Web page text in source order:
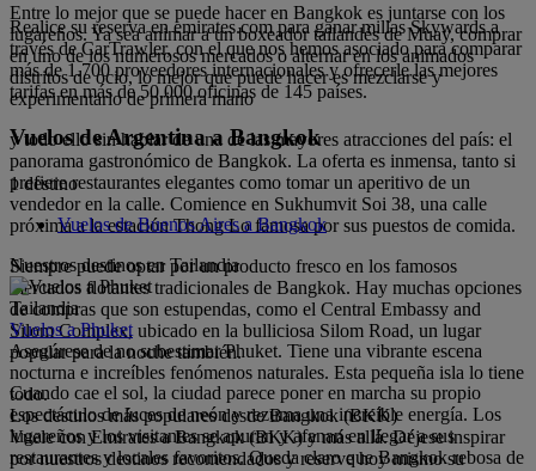
Entre lo mejor que se puede hacer en Bangkok es juntarse con los
lugareños. Ya sea animar a un boxeador tailandés de Muay, comprar
en uno de los numerosos mercados o alternar en los animados
distritos de ocio, lo mejor que puede hacer es mezclarse y
experimentarlo de primera mano
y todo ello sin hablar de una de las mayores atracciones del país: el
panorama gastronómico de Bangkok. La oferta es inmensa, tanto si
prefiere restaurantes elegantes como tomar un aperitivo de un
vendedor en la calle. Comience en Sukhumvit Soi 38, una calle
próxima a la estación Thong Lo famosa por sus puestos de comida.
Siempre puede optar por un producto fresco en los famosos
mercados flotantes tradicionales de Bangkok. Hay muchas opciones
de compras que son estupendas, como el Central Embassy and
Silom Complex, ubicado en la bulliciosa Silom Road, un lugar
popular para la noche también.
Cuando cae el sol, la ciudad parece poner en marcha su propio
espectáculo de luces de neón y rezuma una increíble energía. Los
lugareños y los visitantes se apuran y afanan en llegar a sus
restaurantes y locales favoritos. Queda claro que Bangkok rebosa de
Realice su reserva en emirates.com para ganar millas Skywards a
través de CarTrawler, con el que nos hemos asociado para comparar
más de 1.700 proveedores internacionales y ofrecerle las mejores
tarifas en más de 50.000 oficinas de 145 países.
Vuelos de Argentina a Bangkok
1 destino
Vuelos de Buenos Aires a Bangkok
Nuestros destinos en Tailandia
Tailandia
Vuelos a Phuket
Asegúrese de no subestimar Phuket. Tiene una vibrante escena
nocturna e increíbles fenómenos naturales. Esta pequeña isla lo tiene
todo.
Los destinos más populares desde Bangkok (BKK)
Vuele con Emirates a Bangkok (BKK) y más allá. Déjese inspirar
por nuestros destinos recomendados y reserve hoy mismo su